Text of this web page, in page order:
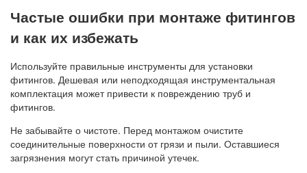
Частые ошибки при монтаже фитингов
и как их избежать
Используйте правильные инструменты для установки
фитингов. Дешевая или неподходящая инструментальная
комплектация может привести к повреждению труб и
фитингов.
Не забывайте о чистоте. Перед монтажом очистите
соединительные поверхности от грязи и пыли. Оставшиеся
загрязнения могут стать причиной утечек.